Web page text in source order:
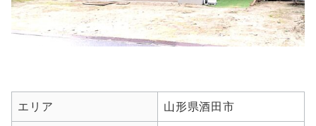
エリア 山形県酒田市